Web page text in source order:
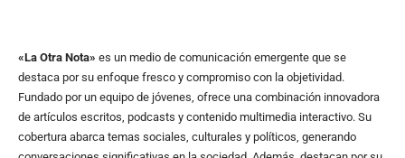
«La Otra Nota» es un medio de comunicación emergente que se
destaca por su enfoque fresco y compromiso con la objetividad.
Fundado por un equipo de jóvenes, ofrece una combinación innovadora
de artículos escritos, podcasts y contenido multimedia interactivo. Su
cobertura abarca temas sociales, culturales y políticos, generando